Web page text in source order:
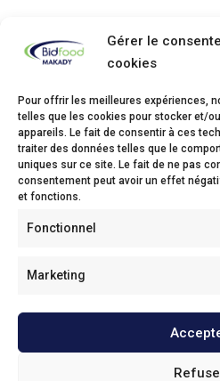
Gérer le
cookies
Pour offrir les meilleures expériences,
telles que les cookies pour stocker et/
appareils. Le fait de consentir à ces
traiter des données telles que le
uniques sur ce site. Le fait de ne pas
consentement peut avoir un effet
et fonctions.
Fonctionnel
Marketing
Bidfood Makady
Itterbeeksebaan 69
1700 Dilbeek
Phone: +32(0)2/463 24 24
Email:info@makady.bidfood.be
Cash & Carry
Onze policies / Nos politiques